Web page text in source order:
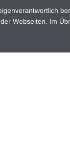
Webseiten. Im